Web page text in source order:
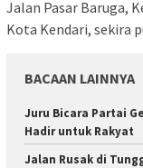
Jalan Pasar Baruga,
Kota Kendari, sekira
BACAAN LAINNYA
‎Juru Bicara Partai
Hadir untuk Rakyat
Jalan Rusak di